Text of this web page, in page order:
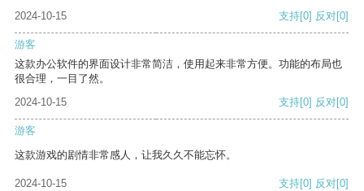
2024-10-15 支持[0] 反对[0]
游客
这款办公软件的界面设计非常简洁，使用起来非常方便。功能的布局也
很合理，一目了然。
2024-10-15
支持[0] 反对[0]
游客
这款游戏的剧情非常感人，让我久久不能忘怀。
2024-10-15 支持[0] 反对[0]